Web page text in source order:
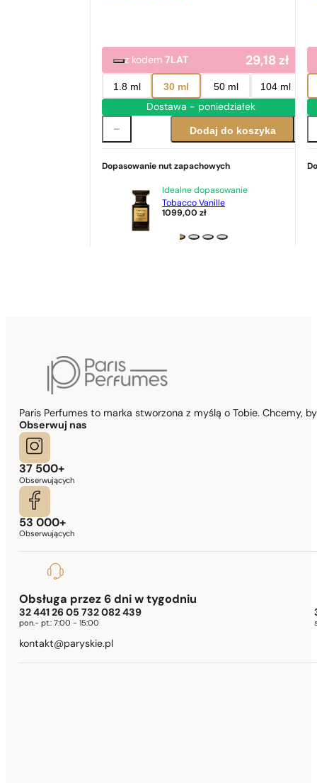
z kodem7LAT 29,18zł
1.8 ml 30 ml 50 ml 104 ml
Dostawa - poniedziałek
Dodaj do koszyka
Dopasowanie nut zapachowych
Idealne dopasowanie
Tobacco Vanille
1099,00zł
Paris Perfumes to marka stworzona z myślą o Tobie. Chcemy,
Obserwuj nas
37 500+
Obserwujących
53 000+
Obserwujących
Obsługa przez 6 dni w tygodniu
32 441 26 05 732 082 439
pon.- pt.: 7:00 - 15:00
kontakt@paryskie.pl